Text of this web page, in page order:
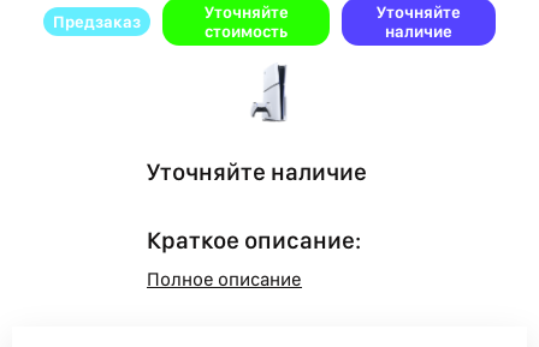
Предзаказ
Уточняйте
стоимость
Уточняйте
наличие
Уточняйте наличие
Краткое описание:
Полное описание